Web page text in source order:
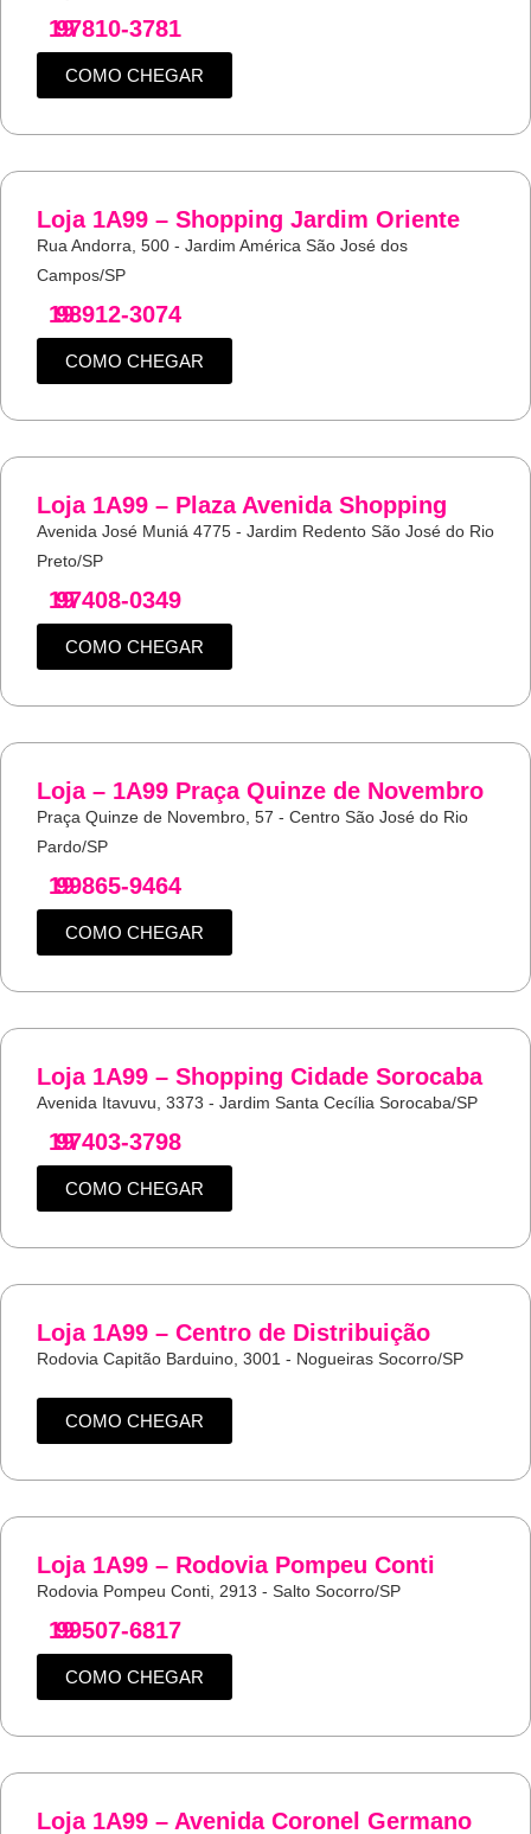
19
97810-3781
COMO CHEGAR
Loja 1A99 – Shopping Jardim Oriente
Rua Andorra, 500 - Jardim América São José dos
Campos/SP
19
98912-3074
COMO CHEGAR
Loja 1A99 – Plaza Avenida Shopping
Avenida José Muniá 4775 - Jardim Redento São José do Rio
Preto/SP
19
97408-0349
COMO CHEGAR
Loja – 1A99 Praça Quinze de Novembro
Praça Quinze de Novembro, 57 - Centro São José do Rio
Pardo/SP
19
99865-9464
COMO CHEGAR
Loja 1A99 – Shopping Cidade Sorocaba
Avenida Itavuvu, 3373 - Jardim Santa Cecília Sorocaba/SP
19
97403-3798
COMO CHEGAR
Loja 1A99 – Centro de Distribuição
Rodovia Capitão Barduino, 3001 - Nogueiras Socorro/SP
COMO CHEGAR
Loja 1A99 – Rodovia Pompeu Conti
Rodovia Pompeu Conti, 2913 - Salto Socorro/SP
19
99507-6817
COMO CHEGAR
Loja 1A99 – Avenida Coronel Germano